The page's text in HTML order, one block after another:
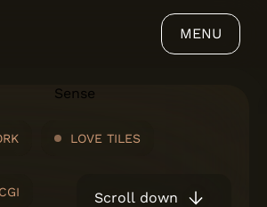
MENU
LOVE TILES
Scroll down